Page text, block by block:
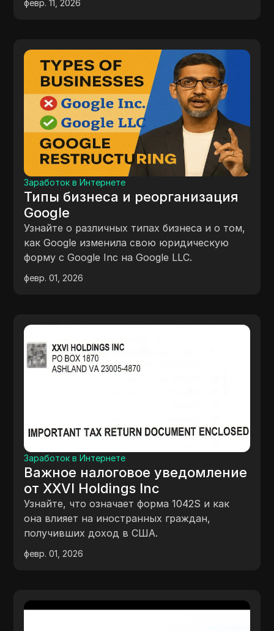
рекомендацию.
февр. 11, 2026
Заработок в Интернете
Типы бизнеса и реорганизация
Google
Узнайте о различных типах бизнеса и о том,
как Google изменила свою юридическую
форму с Google Inc на Google LLC.
февр. 01, 2026
Заработок в Интернете
Важное налоговое уведомление
от XXVI Holdings Inc
Узнайте, что означает форма 1042S и как
она влияет на иностранных граждан,
получивших доход в США.
февр. 01, 2026